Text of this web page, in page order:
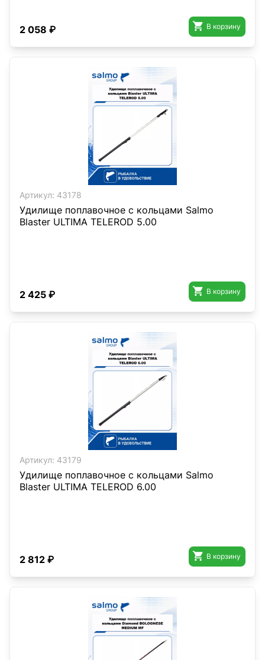
2 058 ₽  В корзину
Артикул: 43178
Удилище поплавочное с кольцами Salmo
Blaster ULTIMA TELEROD 5.00
2 425 ₽  В корзину
Артикул: 43179
Удилище поплавочное с кольцами Salmo
Blaster ULTIMA TELEROD 6.00
2 812 ₽  В корзину